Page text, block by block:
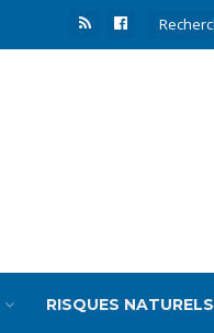
RISQUES NATURELS